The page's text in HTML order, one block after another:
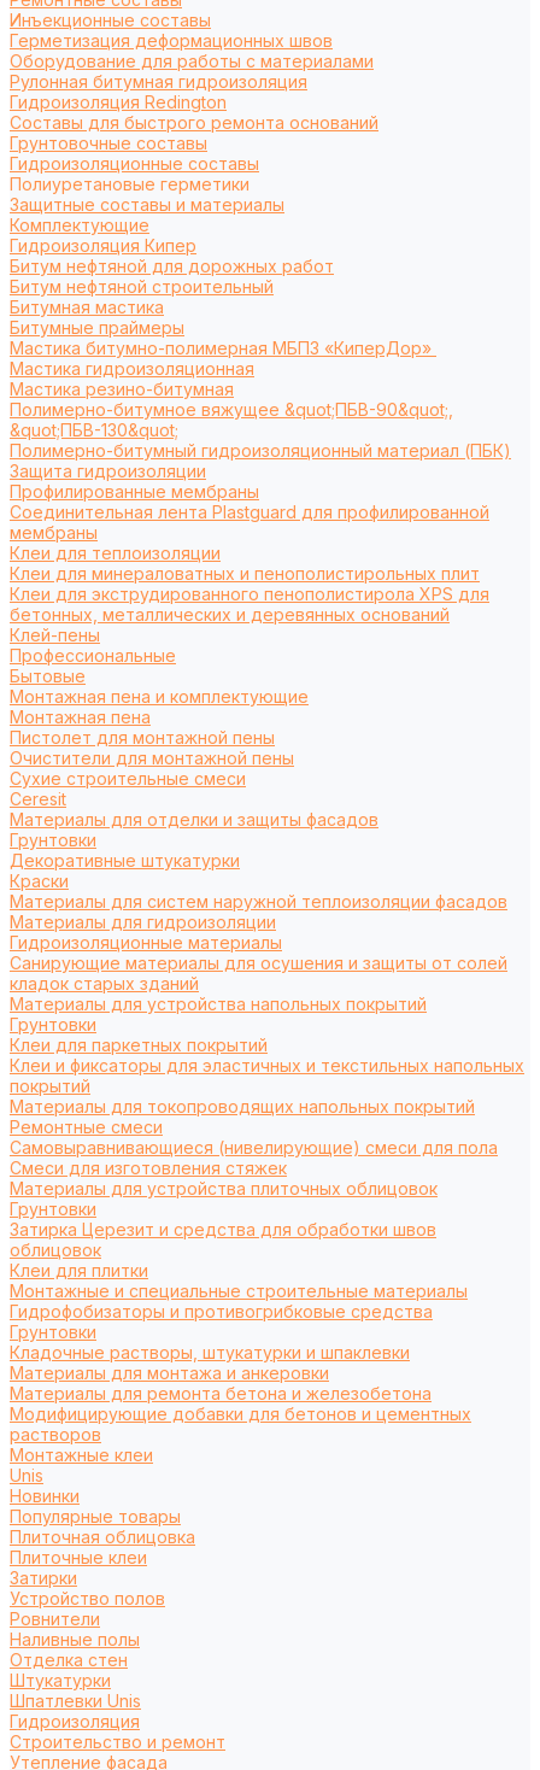
Инъекционные составы
Герметизация деформационных швов
Оборудование для работы с материалами
Рулонная битумная гидроизоляция
Гидроизоляция Redington
Составы для быстрого ремонта оснований
Грунтовочные составы
Гидроизоляционные составы
Полиуретановые герметики
Защитные составы и материалы
Комплектующие
Гидроизоляция Кипер
Битум нефтяной для дорожных работ
Битум нефтяной строительный
Битумная мастика
Битумные праймеры
Мастика битумно-полимерная МБПЗ «КиперДор»
Мастика гидроизоляционная
Мастика резино-битумная
Полимерно-битумное вяжущее &quot;ПБВ-90&quot;,
&quot;ПБВ-130&quot;
Полимерно-битумный гидроизоляционный материал (ПБК)
Защита гидроизоляции
Профилированные мембраны
Соединительная лента Plastguard для профилированной
мембраны
Клеи для теплоизоляции
Клеи для минераловатных и пенополистирольных плит
Клеи для экструдированного пенополистирола XPS для
бетонных, металлических и деревянных оснований
Клей-пены
Профессиональные
Бытовые
Монтажная пена и комплектующие
Монтажная пена
Пистолет для монтажной пены
Очистители для монтажной пены
Сухие строительные смеси
Ceresit
Материалы для отделки и защиты фасадов
Грунтовки
Декоративные штукатурки
Краски
Материалы для систем наружной теплоизоляции фасадов
Материалы для гидроизоляции
Гидроизоляционные материалы
Санирующие материалы для осушения и защиты от солей
кладок старых зданий
Материалы для устройства напольных покрытий
Грунтовки
Клеи для паркетных покрытий
Клеи и фиксаторы для эластичных и текстильных напольных
покрытий
Материалы для токопроводящих напольных покрытий
Ремонтные смеси
Самовыравнивающиеся (нивелирующие) смеси для пола
Смеси для изготовления стяжек
Материалы для устройства плиточных облицовок
Грунтовки
Затирка Церезит и средства для обработки швов
облицовок
Клеи для плитки
Монтажные и специальные строительные материалы
Гидрофобизаторы и противогрибковые средства
Грунтовки
Кладочные растворы, штукатурки и шпаклевки
Материалы для монтажа и анкеровки
Материалы для ремонта бетона и железобетона
Модифицирующие добавки для бетонов и цементных
растворов
Монтажные клеи
Unis
Новинки
Популярные товары
Плиточная облицовка
Плиточные клеи
Затирки
Устройство полов
Ровнители
Наливные полы
Отделка стен
Штукатурки
Шпатлевки Unis
Гидроизоляция
Строительство и ремонт
Утепление фасада